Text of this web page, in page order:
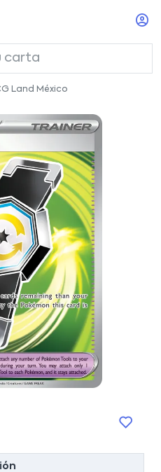
Land México